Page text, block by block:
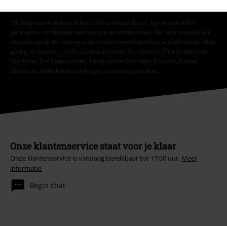
*Geldig voor 4 weken. Alleen online inwisselbaar. Kan niet worden
gebruikt in combinatie met andere promotiecodes. Na het invoeren van
de code wordt de korting automatisch verrekend in je winkelmandje. Niet
geldig op boeken, media, cadeaubonnen, Rammstein, (Till) Lindemann,
Die Ärzte, Die Toten Hosen, Feine Sahne Fischfilet, Broilers, Böhse
Onkelz en artikelen die bijdragen aan een goed doel.
Onze klantenservice staat voor je klaar
Onze klantenservice is vandaag bereikbaar tot 17:00 uur. Meer
informatie
Begin chat